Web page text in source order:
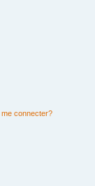
me connecter?